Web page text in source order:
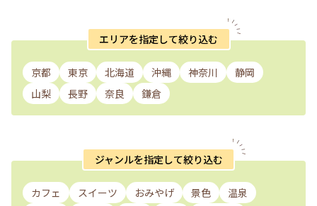
エリアを指定して絞り込む
京都 東京 北海道 沖縄 神奈川
静岡
山梨
長野 奈良 鎌倉
ジャンルを指定して絞り込む
カフェ スイーツ おみやげ 景色
温泉